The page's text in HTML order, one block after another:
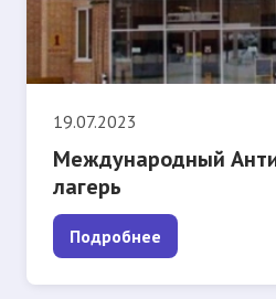
19.07.2023
Международный
лагерь
Подробнее